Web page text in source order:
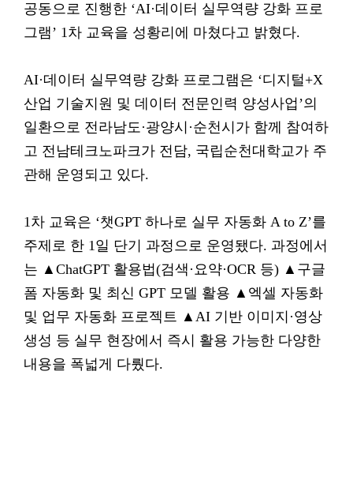
공동으로 진행한 ‘AI·데이터 실무역량 강화 프로
그램’ 1차 교육을 성황리에 마쳤다고 밝혔다.
AI·데이터 실무역량 강화 프로그램은 ‘디지털+X
산업 기술지원 및 데이터 전문인력 양성사업’의
일환으로 전라남도·광양시·순천시가 함께 참여하
고 전남테크노파크가 전담, 국립순천대학교가 주
관해 운영되고 있다.
1차 교육은 ‘챗GPT 하나로 실무 자동화 A to Z’를
주제로 한 1일 단기 과정으로 운영됐다. 과정에서
는 ▲ChatGPT 활용법(검색·요약·OCR 등) ▲구글
폼 자동화 및 최신 GPT 모델 활용 ▲엑셀 자동화
및 업무 자동화 프로젝트 ▲AI 기반 이미지·영상
생성 등 실무 현장에서 즉시 활용 가능한 다양한
내용을 폭넓게 다뤘다.